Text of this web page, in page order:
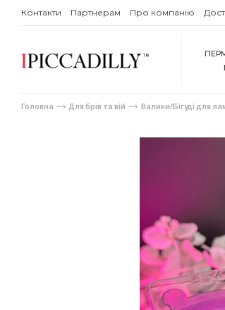
Контакти Партнерам Про компанію
Головна Для брів та вій Валики/Бігуді для